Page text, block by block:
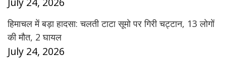
हिमाचल में बड़ा हादसा: चलती टाटा सूमो पर गिरी चट्टान, 13 लोगों
की मौत, 2 घायल
July 24, 2026